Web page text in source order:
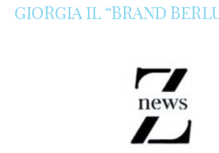
GIORGIA IL “BRAND